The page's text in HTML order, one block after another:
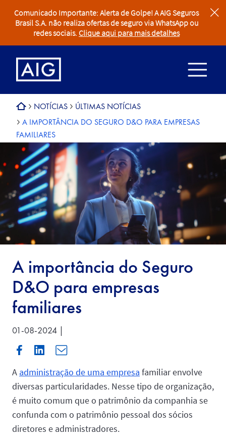
clear
Comunicado Importante: Alerta de Golpe! A AIG Seguros
Brasil S.A. não realiza ofertas de seguro via WhatsApp ou
redes sociais. Clique aqui para mais detalhes
NOTÍCIAS
ÚLTIMAS NOTÍCIAS
A IMPORTÂNCIA DO SEGURO D&O PARA EMPRESAS
FAMILIARES
A importância do Seguro
D&O para empresas
familiares
01-08-2024 |
A administração de uma empresa familiar envolve
diversas particularidades. Nesse tipo de organização,
é muito comum que o patrimônio da companhia se
confunda com o patrimônio pessoal dos sócios
diretores e administradores.